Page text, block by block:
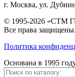
г. Москва, ул.
© 1995-2026 «СТМ
Все права защищены.
Политика
Основана в 1995